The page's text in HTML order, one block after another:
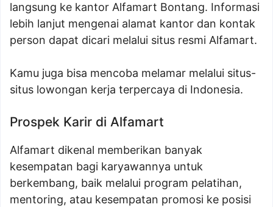
langsung ke kantor Alfamart Bontang. Informasi
lebih lanjut mengenai alamat kantor dan kontak
person dapat dicari melalui situs resmi Alfamart.
Kamu juga bisa mencoba melamar melalui situs-
situs lowongan kerja terpercaya di Indonesia.
Prospek Karir di Alfamart
Alfamart dikenal memberikan banyak
kesempatan bagi karyawannya untuk
berkembang, baik melalui program pelatihan,
mentoring, atau kesempatan promosi ke posisi